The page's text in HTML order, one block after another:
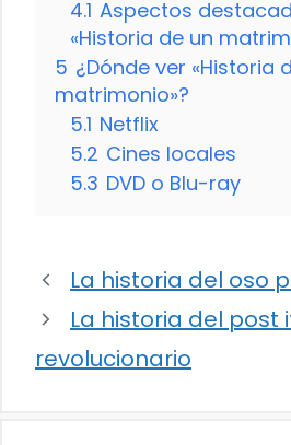
4.1 Aspectos
«Historia de un
5 ¿Dónde ver «Historia
matrimonio»?
5.1 Netflix
5.2 Cines locales
5.3 DVD o Blu-ray
La historia del oso
La historia del post
revolucionario